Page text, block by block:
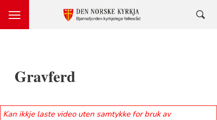
Gravferd
Kan ikkje laste video uten samtykke for bruk av